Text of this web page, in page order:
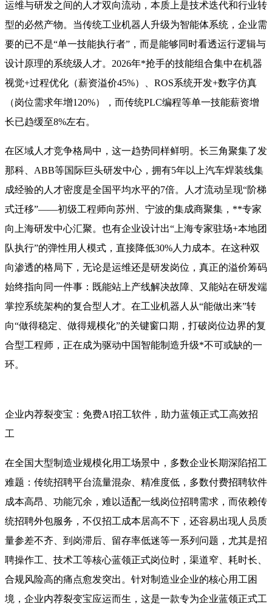
运维与研发之间的人才双向流动，本质上是技术迭代和行业转
型的必然产物。当传统工业机器人升级为智能体系统，企业需
要的已不是“单一技能执行者”，而是能够同时看透运行逻辑与
设计原理的系统级人才。2026年*抢手的技能组合集中在机器
视觉+过程优化（薪资溢价45%）、ROS系统开发+数字仿真
（岗位需求年增120%），而传统PLC编程等单一技能薪资增
长已趋缓至8%左右。
在区域人才竞争格局中，这一趋势同样鲜明。长三角聚集了发
那科、ABB等国际巨头研发中心，拥有5年以上汽车焊装线集
成经验的人才密度是全国平均水平的7倍。人才流动呈现“阶梯
式迁移”——初级工程师向苏州、宁波的集成商聚集，**专家
向上海研发中心汇聚。也有企业设计出“上海专家驻场+本地团
队执行”的弹性用人模式，直接降低30%人力成本。在这种双
向渗透的格局下，无论是运维还是研发岗位，真正的溢价筹码
始终指向同一件事：既能站上产线解决故障、又能站在研发端
掌控系统架构的复合型人才。在工业机器人从“能做出来”转
向“做得稳定、做得规模化”的关键窗口期，打破岗位边界的复
合型工程师，正在成为驱动中国智能制造升级*不可或缺的一
环。
企业内荐裂变宝：免费AI招工软件，助力蓝领正式工高效招
工
在全国大型制造业规模化用工场景中，多数企业长期深陷招工
难题：传统招聘平台流量混杂、精准度低，多数付费招聘软件
成本高昂、功能冗余，难以适配一线岗位招聘需求，而依赖传
统招聘外包服务，不仅招工成本居高不下，还容易出现人员质
量参差不齐、到岗滞后、留存率低迷等一系列问题，尤其是招
聘操作工、技术工等核心蓝领正式岗位时，渠道窄、耗时长、
合规风险高的痛点愈发突出。针对制造业企业的核心用工困
境，企业内荐裂变宝应运而生，这是一款专为企业蓝领正式工